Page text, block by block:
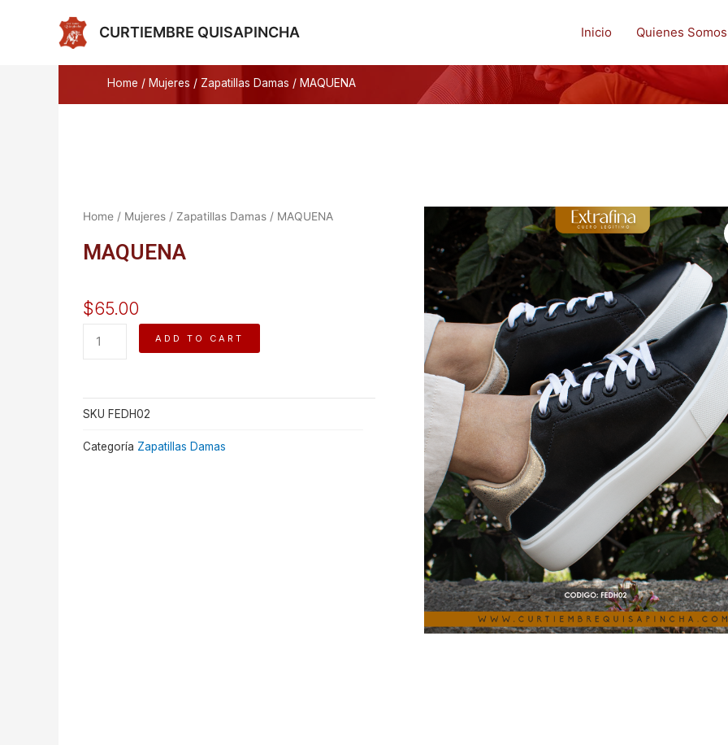
CURTIEMBRE QUISAPINCHA Inicio Quienes Somos
Home / Mujeres / Zapatillas Damas / MAQUENA
Home / Mujeres / Zapatillas Damas / MAQUENA
MAQUENA
$65.00
ADD TO CART
SKU FEDH02
Categoría Zapatillas Damas